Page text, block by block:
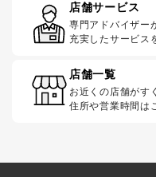
店舗サービス
専門アドバイザー
充実したサービス
店舗一覧
お近くの店舗がす
住所や営業時間は